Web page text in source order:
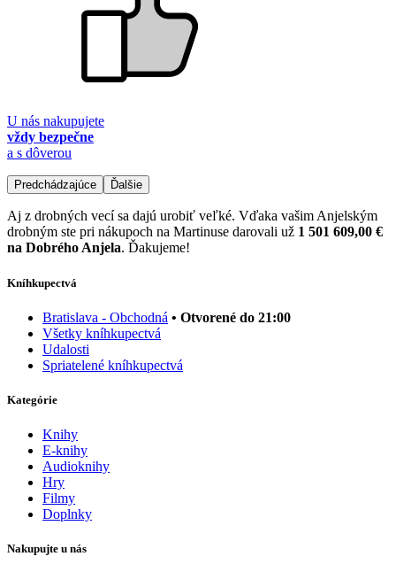
U nás nakupujete
vždy bezpečne
a s dôverou
Predchádzajúce Ďalšie
Aj z drobných vecí sa dajú urobiť veľké. Vďaka vašim Anjelským
drobným ste pri nákupoch na Martinuse darovali už 1 501 609,00 €
na Dobrého Anjela. Ďakujeme!
Kníhkupectvá
Bratislava - Obchodná • Otvorené do 21:00
Všetky kníhkupectvá
Udalosti
Spriatelené kníhkupectvá
Kategórie
Knihy
E-knihy
Audioknihy
Hry
Filmy
Doplnky
Nakupujte u nás